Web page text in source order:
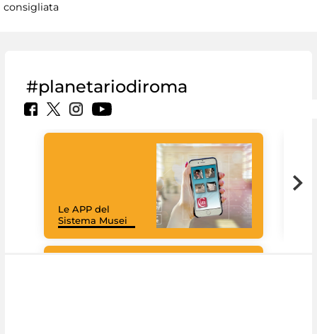
consigliata
#planetariodiroma
Le APP del
Sistema Musei